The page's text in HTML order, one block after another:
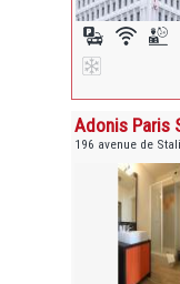
Adonis Paris
196 avenue de